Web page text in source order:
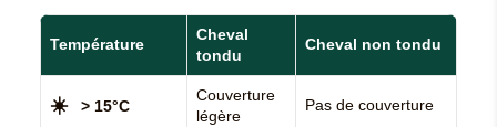
Température
Cheval
tondu
Cheval non tondu
☀️ > 15°C
Couverture
légère
Pas de couverture